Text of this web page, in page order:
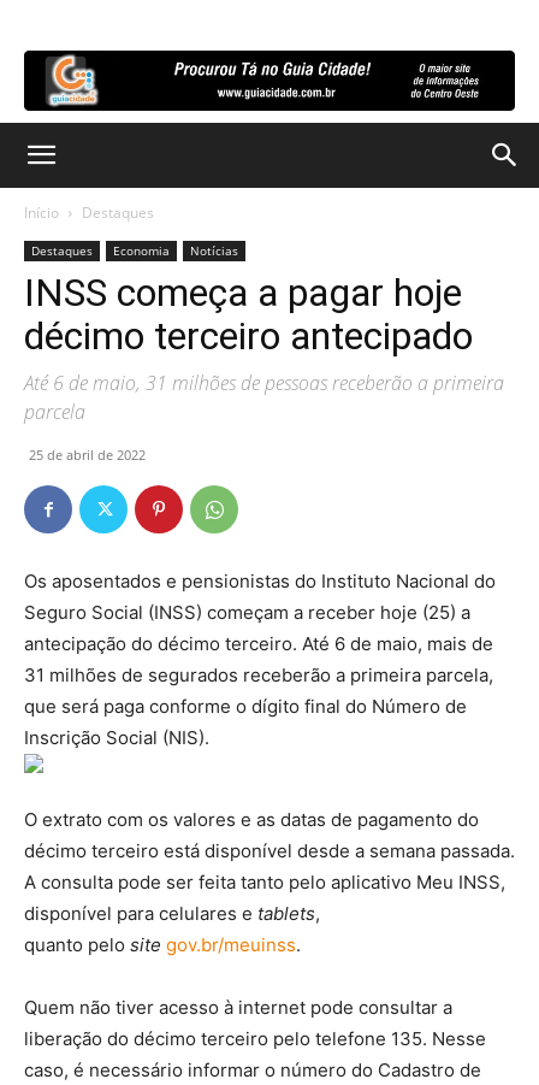
Início Destaques
Destaques Economia Notícias
INSS começa a pagar hoje
décimo terceiro antecipado
Até 6 de maio, 31 milhões de pessoas receberão a primeira
parcela
25 de abril de 2022
Os aposentados e pensionistas do Instituto Nacional do
Seguro Social (INSS) começam a receber hoje (25) a
antecipação do décimo terceiro. Até 6 de maio, mais de
31 milhões de segurados receberão a primeira parcela,
que será paga conforme o dígito final do Número de
Inscrição Social (NIS).
O extrato com os valores e as datas de pagamento do
décimo terceiro está disponível desde a semana passada.
A consulta pode ser feita tanto pelo aplicativo Meu INSS,
disponível para celulares e tablets,
quanto pelo site gov.br/meuinss.
Quem não tiver acesso à internet pode consultar a
liberação do décimo terceiro pelo telefone 135. Nesse
caso, é necessário informar o número do Cadastro de